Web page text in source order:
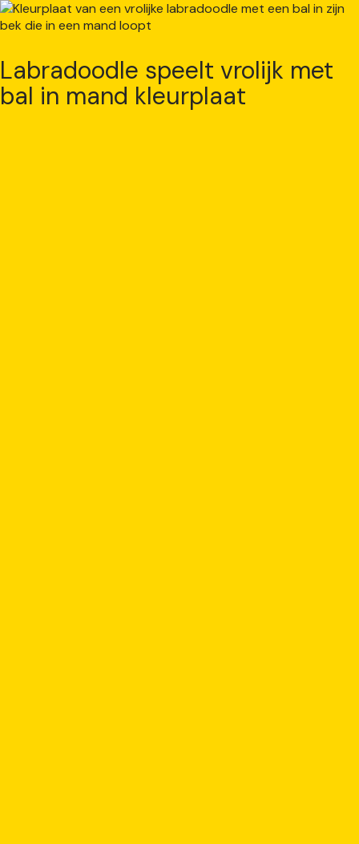
Labradoodle speelt vrolijk met
bal in mand kleurplaat